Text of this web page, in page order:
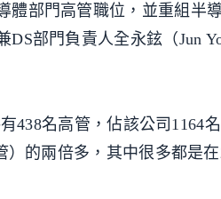
體部門高管職位，並重組半
部門負責人全永鉉（Jun
438名高管，佔該公司1164
的兩倍多，其中很多都是